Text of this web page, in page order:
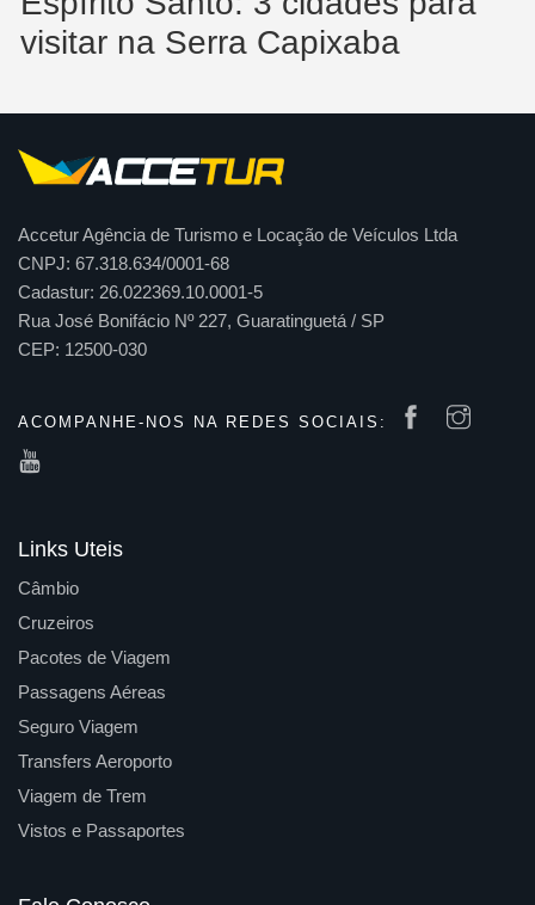
visitar na Serra Capixaba
Accetur Agência de Turismo e Locação de Veículos Ltda
CNPJ: 67.318.634/0001-68
Cadastur: 26.022369.10.0001-5
Rua José Bonifácio Nº 227, Guaratinguetá / SP
CEP: 12500-030
ACOMPANHE-NOS NA REDES SOCIAIS:
Links Uteis
Câmbio
Cruzeiros
Pacotes de Viagem
Passagens Aéreas
Seguro Viagem
Transfers Aeroporto
Viagem de Trem
Vistos e Passaportes